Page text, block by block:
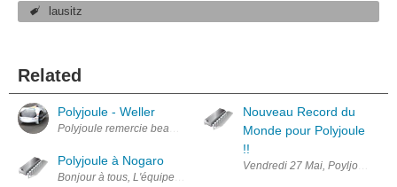
lausitz
Related
Polyjoule - Weller
Polyjoule remercie beaucoup Weller et Apex Hand Tools, rencontrés
Polyjoule à Nogaro
Bonjour à tous, L'équipe Polyjoule est actuellement à Nogaro pour
Nouveau Record du
Monde pour Polyjoule
!!
Vendredi 27 Mai, Poyljoule